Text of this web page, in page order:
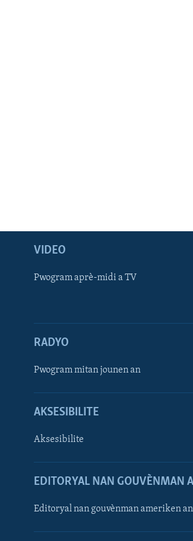
VIDEO
Pwogram aprè-midi a TV
RADYO
Pwogram mitan jounen an
AKSESIBILITE
Aksesibilite
EDITORYAL NAN GOUVÈNMAN
Editoryal nan gouvènman ameriken an